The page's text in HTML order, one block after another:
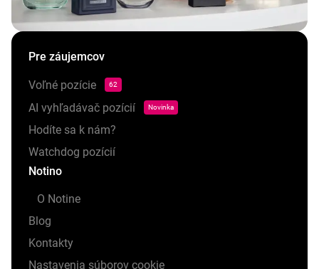
Pre záujemcov
Voľné pozície 62
AI vyhľadávač pozícií Novinka
Hodíte sa k nám?
Watchdog pozícií
Notino
O Notine
Blog
Kontakty
Nastavenia súborov cookie